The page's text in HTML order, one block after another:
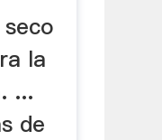
la
...
de